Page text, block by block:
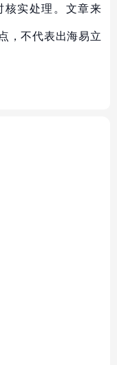
核实处理。文章来
，不代表出海易立